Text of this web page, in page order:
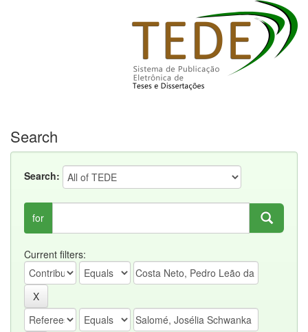
Search
Search:
for
Current filters: